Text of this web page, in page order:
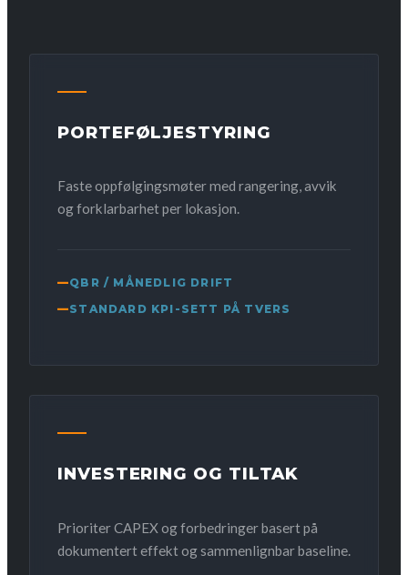
PORTEFØLJESTYRING
Faste oppfølgingsmøter med rangering, avvik
og forklarbarhet per lokasjon.
QBR / MÅNEDLIG DRIFT
STANDARD KPI-SETT PÅ TVERS
INVESTERING OG TILTAK
Prioriter CAPEX og forbedringer basert på
dokumentert effekt og sammenlignbar baseline.